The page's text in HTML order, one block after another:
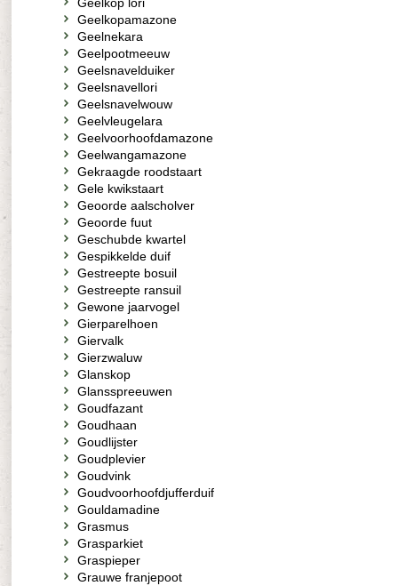
Geelkopamazone
Geelnekara
Geelpootmeeuw
Geelsnavelduiker
Geelsnavellori
Geelsnavelwouw
Geelvleugelara
Geelvoorhoofdamazone
Geelwangamazone
Gekraagde roodstaart
Gele kwikstaart
Geoorde aalscholver
Geoorde fuut
Geschubde kwartel
Gespikkelde duif
Gestreepte bosuil
Gestreepte ransuil
Gewone jaarvogel
Gierparelhoen
Giervalk
Gierzwaluw
Glanskop
Glansspreeuwen
Goudfazant
Goudhaan
Goudlijster
Goudplevier
Goudvink
Goudvoorhoofdjufferduif
Gouldamadine
Grasmus
Grasparkiet
Graspieper
Grauwe franjepoot